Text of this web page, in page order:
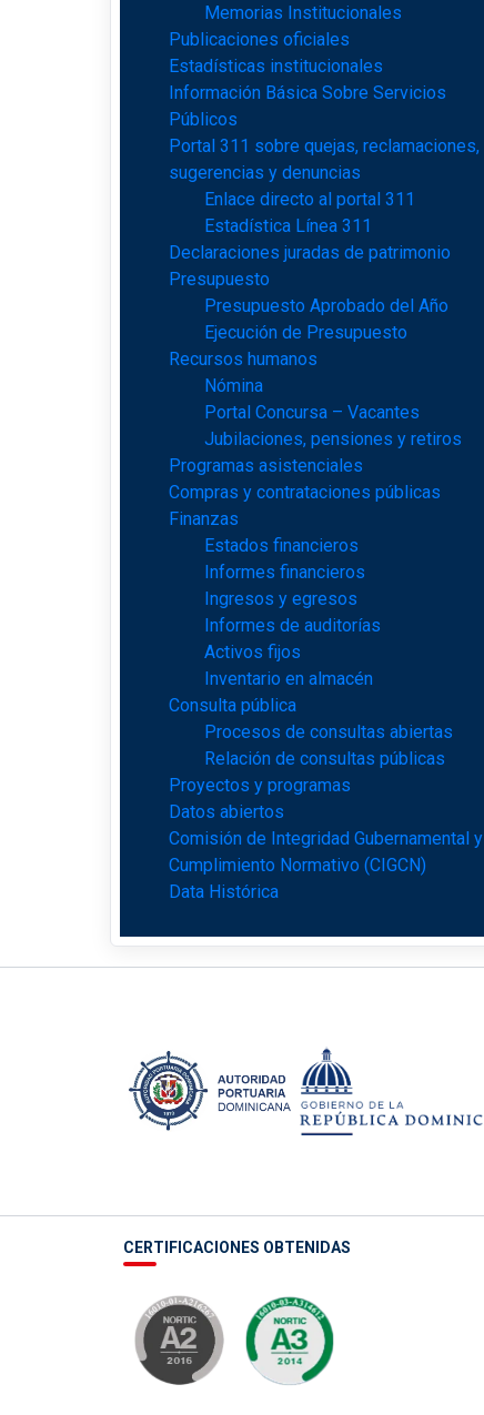
Memorias Institucionales
Publicaciones oficiales
Estadísticas institucionales
Información Básica Sobre Servicios
Públicos
Portal 311 sobre quejas, reclamaciones,
sugerencias y denuncias
Enlace directo al portal 311
Estadística Línea 311
Declaraciones juradas de patrimonio
Presupuesto
Presupuesto Aprobado del Año
Ejecución de Presupuesto
Recursos humanos
Nómina
Portal Concursa – Vacantes
Jubilaciones, pensiones y retiros
Programas asistenciales
Compras y contrataciones públicas
Finanzas
Estados financieros
Informes financieros
Ingresos y egresos
Informes de auditorías
Activos fijos
Inventario en almacén
Consulta pública
Procesos de consultas abiertas
Relación de consultas públicas
Proyectos y programas
Datos abiertos
Comisión de Integridad Gubernamental y
Cumplimiento Normativo (CIGCN)
Data Histórica
CERTIFICACIONES OBTENIDAS